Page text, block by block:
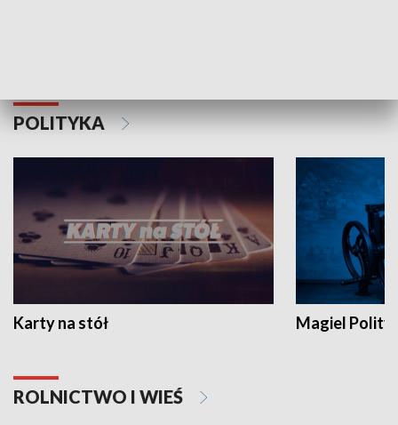
POLITYKA
Karty na stół Magiel
ROLNICTWO I WIEŚ